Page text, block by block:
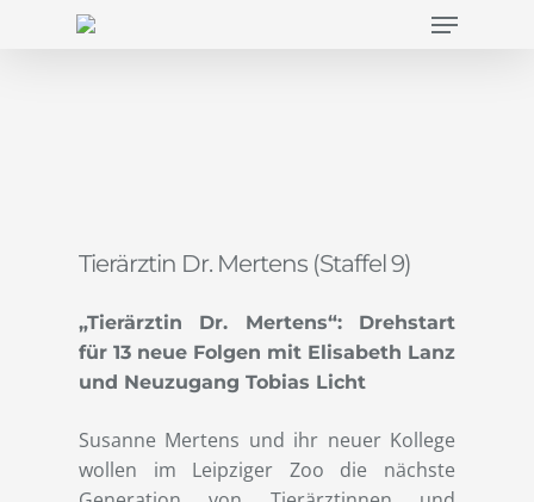
Menu
Tierärztin Dr. Mertens (Staffel 9)
„Tierärztin Dr. Mertens“: Drehstart
für 13 neue Folgen mit Elisabeth Lanz
und Neuzugang Tobias Licht
Susanne Mertens und ihr neuer Kollege
wollen im Leipziger Zoo die nächste